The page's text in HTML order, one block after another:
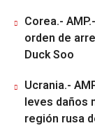
Corea.-
orden de
Duck Soo
Ucrania.-
leves daños
región rusa